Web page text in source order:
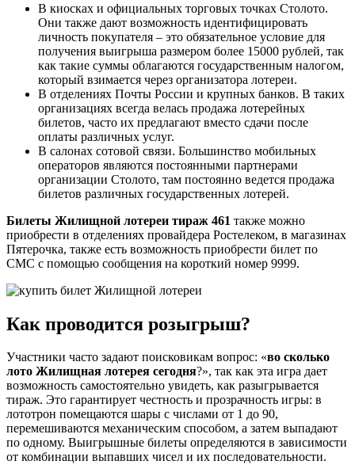
В киосках и официальных торговых точках Столото.
Они также дают возможность идентифицировать
личность покупателя – это обязательное условие для
получения выигрыша размером более 15000 рублей, так
как такие суммы облагаются государственным налогом,
который взимается через организатора лотереи.
В отделениях Почты России и крупных банков. В таких
организациях всегда велась продажа лотерейных
билетов, часто их предлагают вместо сдачи после
оплаты различных услуг.
В салонах сотовой связи. Большинство мобильных
операторов являются постоянными партнерами
организации Столото, там постоянно ведется продажа
билетов различных государственных лотерей.
Билеты Жилищной лотереи тираж 461 также можно
приобрести в отделениях провайдера Ростелеком, в магазинах
Пятерочка, также есть возможность приобрести билет по
СМС с помощью сообщения на короткий номер 9999.
Как проводится розыгрыш?
Участники часто задают поисковикам вопрос: «во сколько
лото Жилищная лотерея сегодня?», так как эта игра дает
возможность самостоятельно увидеть, как разыгрывается
тираж. Это гарантирует честность и прозрачность игры: в
лототрон помещаются шары с числами от 1 до 90,
перемешиваются механическим способом, а затем выпадают
по одному. Выигрышные билеты определяются в зависимости
от комбинации выпавших чисел и их последовательности.